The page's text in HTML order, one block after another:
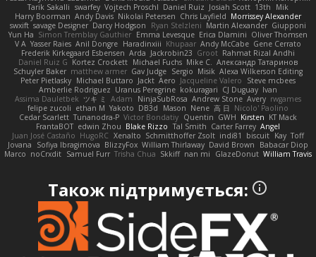
Tarik Sakalli swarfey Vojtech Proschl Daniel Ruiz Josiah Scott 13th
Mik
Harry Boorman Andy Davis Nikolai Petersen Chris Layfield Morrissey Alexander
swxift savage Designer Darcy Hodgson Ryan Stelzleni Martin Alexander Giupponi
Yun Ha Simon Tremblay Gauthier Emma Levesque Erica Dlamini Oliver Thomsen
V A Yasser Raies Anil Dongre Haradinxiii Khupaar Andy McCabe Gene Cerrato
Frederik Kirkegaard Esbensen Arda Jackrobin23 Groot Rahmat Rizal Andhi
Daniel Ruiz G Kortez Crockett Michael Fuchs Mike C. Александр Татаринов
Schuyler Baker matthew armer Gav Judge Sergio Misik Alexa Wilkerson Editing
Peter Pietlasky Michael Buttaro Jackt Aero Jacqueline Valero
Steve mcbees
Amberlie Rodriguez Uranus Peregrine kokuragari CJ Duguay Ivan
Assima Dauletbek ツキ ミ Adam NinjaSubRosa Andrew Stone Avery rwgames
felipe zucoli ethan M Yakoto DB3d Mason Nene 高 日 Nicolo' Paolino
Cedar Scarlett Tunanodra-P Victor Bondatiy Quentin GWH Kirsten KT Mack
FrantaBOT edwin Zhou Blake Rizzo Tal Smith Carter Farrey Angel
Juan José Castaño HugoRC Xenalto Schmitthoffer Zsolt indi81 biscuit Kay Toff
Jovana
Sofiya Ibragimova BlizzyFox William Thirlaway David Brown
Babacar Diop
Marco noCrxdit Samuel Furr Trisha Chua Skkiff nan mi GlazeDonut William Travis
Також підтримується: